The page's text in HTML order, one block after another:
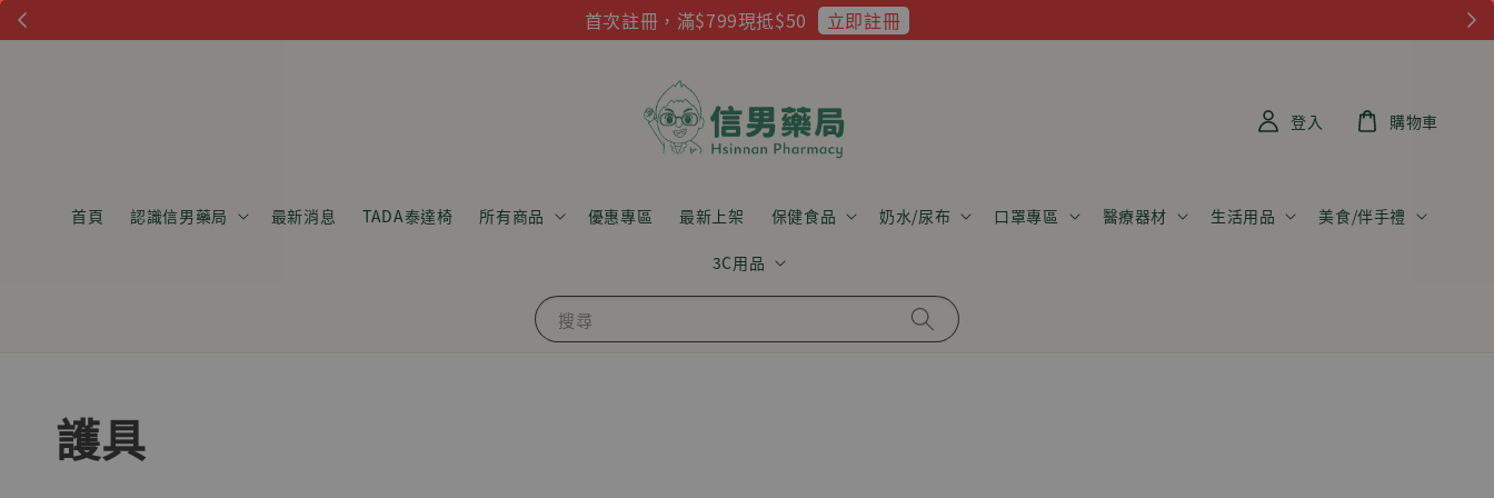
首次註冊，滿$799現抵$50 立即註冊
搜尋
首頁 認識信男藥局 最新消息 TADA泰達椅 所有商品 優惠專區 最新上架 保健食品 奶水/尿布 口罩專區 醫療器材 生活用品 美食/伴手禮
3C用品
登入 購物車
護具